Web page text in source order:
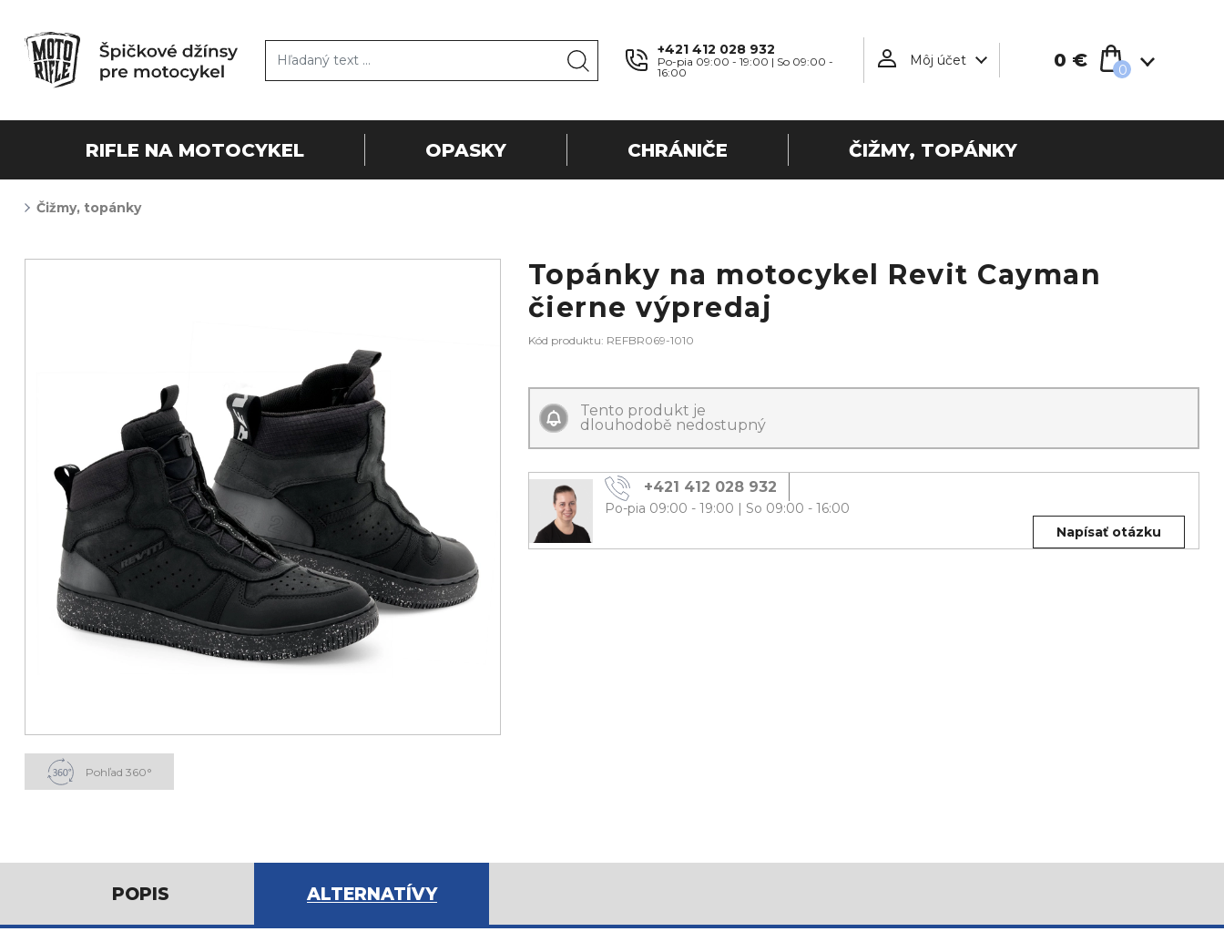
+421 412 028 932
Po-pia 09:00 - 19:00 | So 09:00 -
16:00
Môj účet 0 € 0
RIFLE NA MOTOCYKEL OPASKY CHRÁNIČE ČIŽMY, TOPÁNKY
Čižmy, topánky
Topánky na motocykel Revit Cayman
čierne výpredaj
Kód produktu: REFBR069-1010
Pohľad 360°
Tento produkt je
dlouhodobě nedostupný
+421 412 028 932
Po-pia 09:00 - 19:00
So 09:00 - 16:00
Napísať otázku
POPIS ALTERNATÍVY